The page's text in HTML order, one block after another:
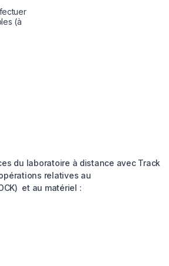
(à
du laboratoire à distance avec Track
relatives au
et au matériel :